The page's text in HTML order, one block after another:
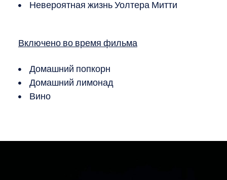
Невероятная жизнь Уолтера Митти
Включено во время фильма
Домашний попкорн
Домашний лимонад
Вино